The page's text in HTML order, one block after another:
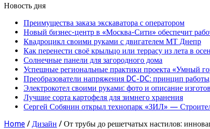
Новость дня
Преимущества заказа экскаватора с оператором
Новый бизнес-центр в «Москва-Сити» обеспечит
Квадроцикл своими руками с двигателем МТ Днепр
Как перенести своё крыльцо или террасу из лета в
Солнечные панели для загородного дома
Успешные региональные практики проекта «Умный
Преобразователи напряжения DC-DC: принцип
Электрокотел своими руками: фото и описание
Лучшие сорта картофеля для зимнего хранения
Сергей Собянин открыл технопарк «ЗИЛ» —
Home / Дизайн / От трубы до решетчатых настилов: